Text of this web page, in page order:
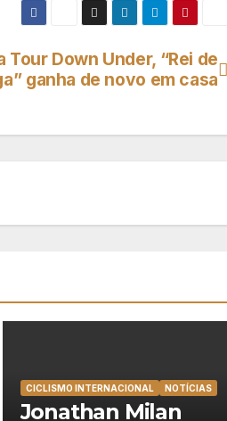
Tour Down Under, “Rei de
ganha de novo em casa
CICLISMO INTERNACIONAL NOTÍCIAS
Jonathan Milan